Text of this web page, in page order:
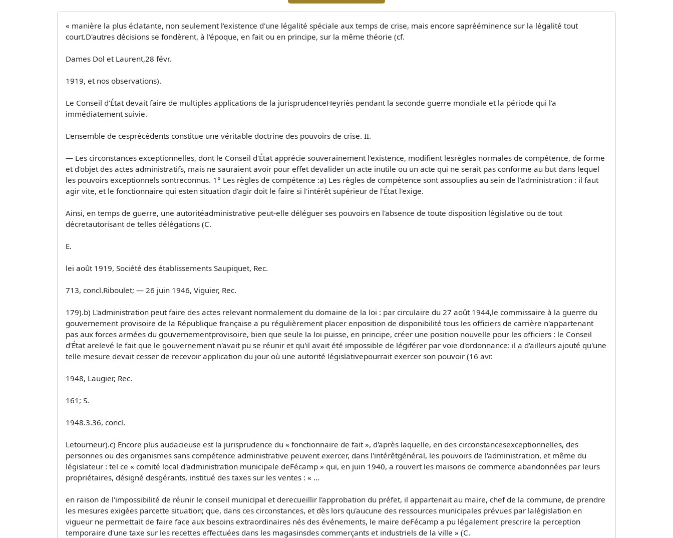
« manière la plus éclatante, non seulement l'existence d'une légalité spéciale aux temps de crise, mais encore saprééminence sur la légalité tout
court.D'autres décisions se fondèrent, à l'époque, en fait ou en principe, sur la même théorie (cf.
Dames Dol et Laurent,28 févr.
1919, et nos observations).
Le Conseil d'État devait faire de multiples applications de la jurisprudenceHeyriès pendant la seconde guerre mondiale et la période qui l'a
immédiatement suivie.
L'ensemble de cesprécédents constitue une véritable doctrine des pouvoirs de crise. II.
— Les circonstances exceptionnelles, dont le Conseil d'État apprécie souverainement l'existence, modifient lesrègles normales de compétence, de forme
et d'objet des actes administratifs, mais ne sauraient avoir pour effet devalider un acte inutile ou un acte qui ne serait pas conforme au but dans lequel
les pouvoirs exceptionnels sontreconnus. 1° Les règles de compétence :a) Les règles de compétence sont assouplies au sein de l'administration : il faut
agir vite, et le fonctionnaire qui esten situation d'agir doit le faire si l'intérêt supérieur de l'État l'exige.
Ainsi, en temps de guerre, une autoritéadministrative peut-elle déléguer ses pouvoirs en l'absence de toute disposition législative ou de tout
décretautorisant de telles délégations (C.
E.
lei août 1919, Société des établissements Saupiquet, Rec.
713, concl.Riboulet; — 26 juin 1946, Viguier, Rec.
179).b) L'administration peut faire des actes relevant normalement du domaine de la loi : par circulaire du 27 août 1944,le commissaire à la guerre du
gouvernement provisoire de la République française a pu régulièrement placer enposition de disponibilité tous les officiers de carrière n'appartenant
pas aux forces armées du gouvernementprovisoire, bien que seule la loi puisse, en principe, créer une position nouvelle pour les officiers : le Conseil
d'État arelevé le fait que le gouvernement n'avait pu se réunir et qu'il avait été impossible de légiférer par voie d'ordonnance: il a d'ailleurs ajouté qu'une
telle mesure devait cesser de recevoir application du jour où une autorité législativepourrait exercer son pouvoir (16 avr.
1948, Laugier, Rec.
161; S.
1948.3.36, concl.
Letourneur).c) Encore plus audacieuse est la jurisprudence du « fonctionnaire de fait », d'après laquelle, en des circonstancesexceptionnelles, des
personnes ou des organismes sans compétence administrative peuvent exercer, dans l'intérêtgénéral, les pouvoirs de l'administration, et même du
législateur : tel ce « comité local d'administration municipale deFécamp » qui, en juin 1940, a rouvert les maisons de commerce abandonnées par leurs
propriétaires, désigné desgérants, institué des taxes sur les ventes : « ...
en raison de l'impossibilité de réunir le conseil municipal et derecueillir l'approbation du préfet, il appartenait au maire, chef de la commune, de prendre
les mesures exigées parcette situation; que, dans ces circonstances, et dès lors qu'aucune des ressources municipales prévues par lalégislation en
vigueur ne permettait de faire face aux besoins extraordinaires nés des événements, le maire deFécamp a pu légalement prescrire la perception
temporaire d'une taxe sur les recettes effectuées dans les magasinsdes commerçants et industriels de la ville » (C.